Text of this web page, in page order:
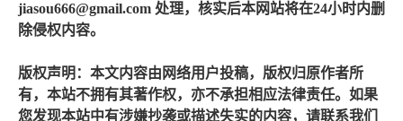
jiasou666@gmail.com 处理，核实后本网站将在24小时内删
除侵权内容。
版权声明：本文内容由网络用户投稿，版权归原作者所
有，本站不拥有其著作权，亦不承担相应法律责任。如果
您发现本站中有涉嫌抄袭或描述失实的内容，请联系我们